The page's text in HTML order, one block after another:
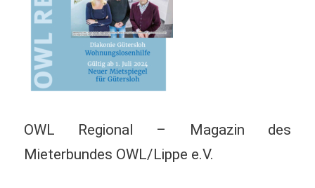
OWL Regional – Magazin des
Mieterbundes OWL/Lippe e.V.